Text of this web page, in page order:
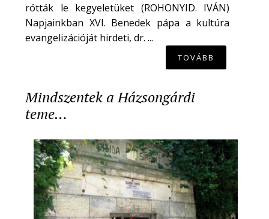
rótták le kegyeletüket (ROHONYID. IVÁN)
Napjainkban XVI. Benedek pápa a kultúra
evangelizációját hirdeti, dr. ...
TOVÁBB
Mindszentek a Házsongárdi
teme…